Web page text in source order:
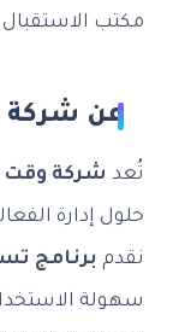
مكتب الاستقبال.
عن شركة
تُعد شركة وقت
حلول إدارة
نقدم برنامج
سهولة